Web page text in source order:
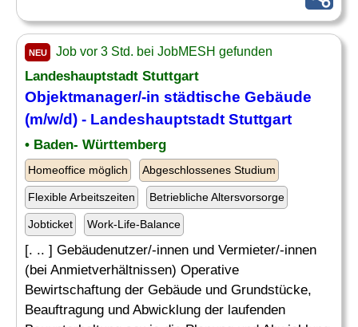
NEU Job vor 3 Std. bei JobMESH gefunden
Landeshauptstadt Stuttgart
Objektmanager/-in städtische Gebäude
(m/w/d) - Landeshauptstadt Stuttgart
• Baden- Württemberg
Homeoffice möglich Abgeschlossenes Studium
Flexible Arbeitszeiten Betriebliche Altersvorsorge
Jobticket Work-Life-Balance
[. .. ] Gebäudenutzer/-innen und Vermieter/-innen
(bei Anmietverhältnissen) Operative
Bewirtschaftung der Gebäude und Grundstücke,
Beauftragung und Abwicklung der laufenden